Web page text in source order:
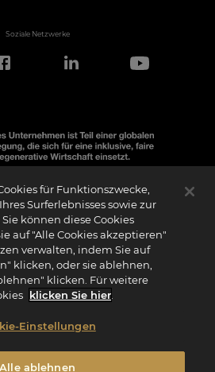
Soziale Netzwerke
zur Zertifizierung
(bzw. die Versionen in anderen Sprachen, wie
wird von B Lab, einer privaten Non-Profit-
vergeben, die wie wir das B Impact Assessment
haben und die Anforderungen von B Lab an
Verantwortung und Transparenz erfüllen. Es wird
weder eine Konformitätsbewertungsstelle im Sinne
2008 noch eine nationale, europäische oder
und unabhängig von den harmonisierten
oder anderen Normungsgremien ergeben, und
ratifiziert.
für Funktionszwecke,
Surferlebnisses sowie zur
können diese Cookies
auf "Alle Cookies akzeptieren"
verwalten, indem Sie auf
klicken, oder sie ablehnen,
klicken. Für weitere
klicken Sie hier
Einstellungen
Alle ablehnen